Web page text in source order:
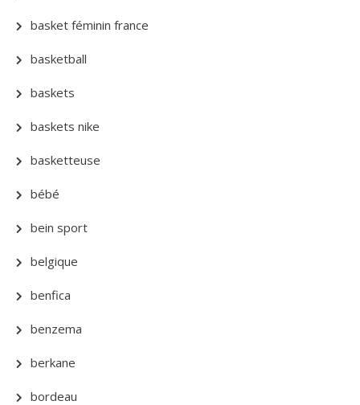
basket féminin france
basketball
baskets
baskets nike
basketteuse
bébé
bein sport
belgique
benfica
benzema
berkane
bordeau